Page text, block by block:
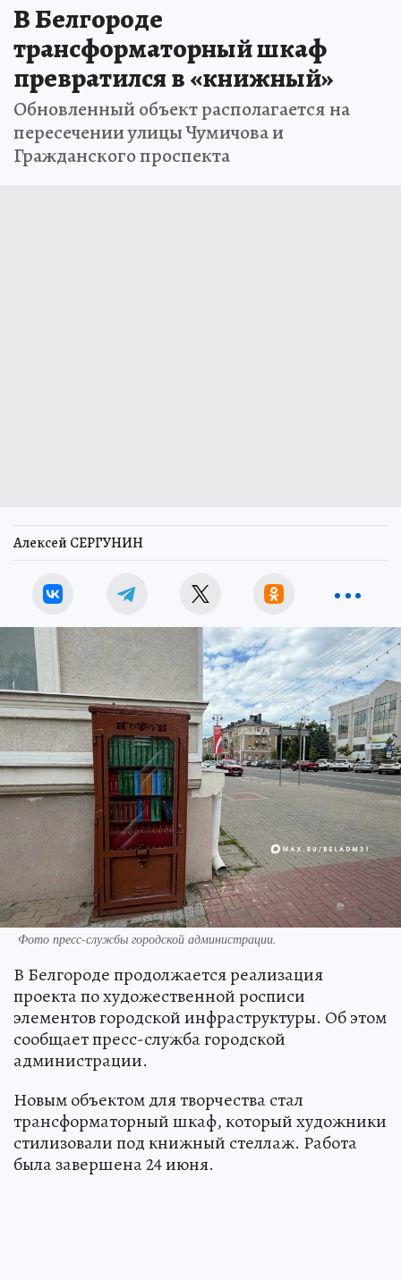
В Белгороде
трансформаторный шкаф
превратился в «книжный»
Обновленный объект располагается на
пересечении улицы Чумичова и
Гражданского проспекта
Алексей СЕРГУНИН
Фото пресс-службы городской администрации.
В Белгороде продолжается реализация
проекта по художественной росписи
элементов городской инфраструктуры. Об этом
сообщает пресс-служба городской
администрации.
Новым объектом для творчества стал
трансформаторный шкаф, который художники
стилизовали под книжный стеллаж. Работа
была завершена 24 июня.